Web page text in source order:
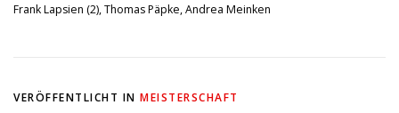
Frank Lapsien (2), Thomas Päpke, Andrea Meinken
VERÖFFENTLICHT IN MEISTERSCHAFT